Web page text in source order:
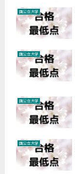
国公立大学
国公立大学
国公立大学
国公立大学